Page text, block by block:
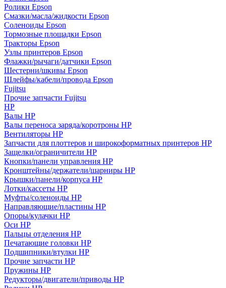
Ролики Epson
Смазки/масла/жидкости Epson
Соленоиды Epson
Тормозные площадки Epson
Тракторы Epson
Узлы принтеров Epson
Флажки/рычаги/датчики Epson
Шестерни/шкивы Epson
Шлейфы/кабели/провода Epson
Fujitsu
Прочие запчасти Fujitsu
HP
Валы HP
Валы переноса заряда/коротроны HP
Вентиляторы HP
Запчасти для плоттеров и широкоформатных принтеров HP
Защелки/ограничители HP
Кнопки/панели управления HP
Кронштейны/держатели/шарниры HP
Крышки/панели/корпуса HP
Лотки/кассеты HP
Муфты/соленоиды HP
Направляющие/пластины HP
Опоры/кулачки HP
Оси HP
Пальцы отделения HP
Печатающие головки HP
Подшипники/втулки HP
Прочие запчасти HP
Пружины HP
Редукторы/двигатели/приводы HP